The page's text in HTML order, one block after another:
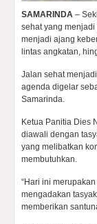
SAMARINDA –
sehat yang
menjadi ajang
lintas angkatan,
Jalan sehat
agenda digelar
Samarinda.
Ketua Panitia Dies
diawali dengan
yang melibatkan
membutuhkan.
“Hari ini
mengadakan
memberikan